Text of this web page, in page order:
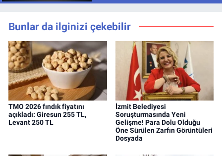
Bunlar da ilginizi çekebilir
TMO 2026 fındık fiyatını
açıkladı: Giresun 255 TL,
Levant 250 TL
İzmit Belediyesi
Soruşturmasında Yeni
Gelişme! Para Dolu Olduğu
Öne Sürülen Zarfın Görüntüleri
Dosyada